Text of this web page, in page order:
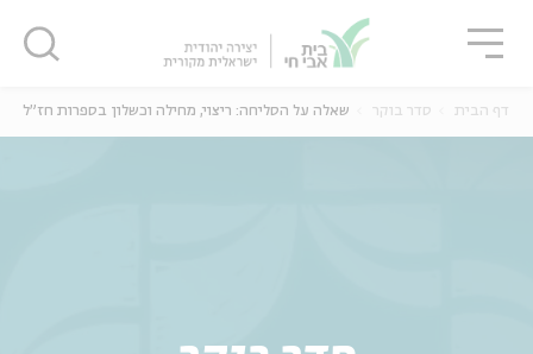
דף הבית סדר בוקר שאלה על הסליחה: ריצוי, מחילה וכשלון בספרות חז"ל
סגור